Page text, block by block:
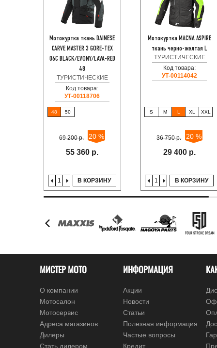
Мотокуртка ткань DAINESE
CARVE MASTER 3 GORE-TEX
06C BLACK/EVONY/LAVA-RED
48
ТУРИСТИЧЕСКИЕ
Код товара:
УТ-00118706
48 50
69 200 р. 20 %
55 360 р.
В КОРЗИНУ
Мотокуртка MACNA ASPIRE
ткань черно-желтая L
ТУРИСТИЧЕСКИЕ
Код товара:
УТ-00114042
S M L XL XXL
36 750 р. 20 %
29 400 р.
В КОРЗИНУ
МИСТЕР МОТО
О компании
Мотосалон
Мотосервис
Адреса магазинов
Дилеры
Стать дилером
ИНФОРМАЦИЯ
Акции
Новости
Статьи
Полезная информация
Частые вопросы
Кредит